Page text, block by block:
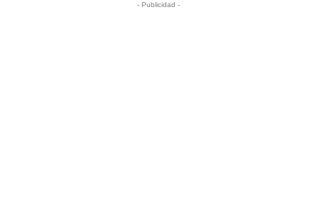
- Publicidad -